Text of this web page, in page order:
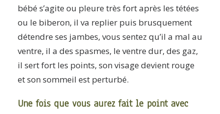
bébé s’agite ou pleure très fort après les tétées
ou le biberon, il va replier puis brusquement
détendre ses jambes, vous sentez qu’il a mal au
ventre, il a des spasmes, le ventre dur, des gaz,
il sert fort les points, son visage devient rouge
et son sommeil est perturbé.
Une fois que vous aurez fait le point avec